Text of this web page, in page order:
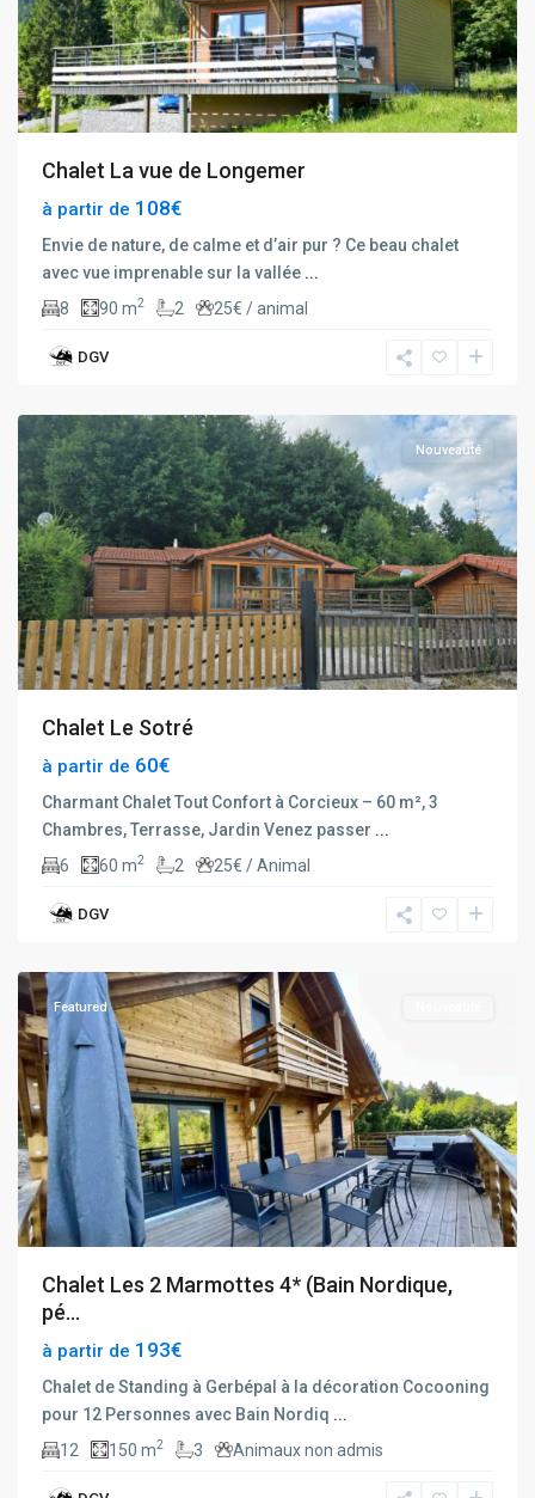
Chalet La vue de Longemer
à partir de 108€
Envie de nature, de calme et d’air pur ? Ce beau chalet
avec vue imprenable sur la vallée ...
8
90 m2 2 25€ / animal
DGV
Nouveauté
Chalet Le Sotré
à partir de 60€
Charmant Chalet Tout Confort à Corcieux – 60 m², 3
Chambres, Terrasse, Jardin Venez passer ...
6
60 m2 2 25€ / Animal
DGV
Featured
Chalet Les 2 Marmottes 4* (Bain Nordique,
pé...
à partir de 193€
Chalet de Standing à Gerbépal à la décoration Cocooning
pour 12 Personnes avec Bain Nordiq ...
12
150 m2 3 Animaux non admis